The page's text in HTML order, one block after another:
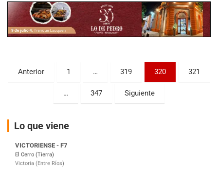
Paginación
de
entradas
Anterior 1 … 319 320 321
… 347 Siguiente
Lo que viene
Ramiro Tot (Asfalto)
Baradero (Buenos Aires)
KDO - F6
ENTRERRIANO - F6 (POSTERGADA)
Parque de la Velocidad (Asfalto)
El Cerro (Tierra)
Victoria (Entre Ríos)
PATAGONICO - F6
Moto Club Reginense (Tierra)
Gral. E. Godoy (Río Negro)